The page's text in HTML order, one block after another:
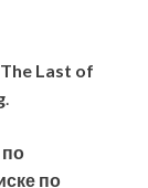
Last of
.
по